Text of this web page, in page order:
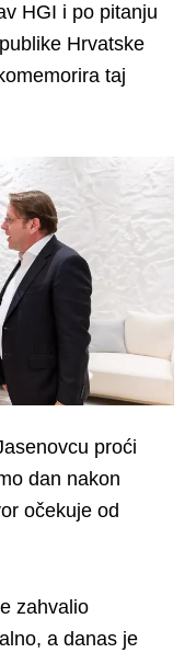
HGI i po pitanju
Hrvatske
taj
proći
dan nakon
očekuje od
zahvalio
a danas je